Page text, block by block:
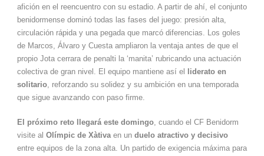
afición en el reencuentro con su estadio. A partir de ahí, el conjunto
benidormense dominó todas las fases del juego: presión alta,
circulación rápida y una pegada que marcó diferencias. Los goles
de Marcos, Álvaro y Cuesta ampliaron la ventaja antes de que el
propio Jota cerrara de penalti la ‘manita’ rubricando una actuación
colectiva de gran nivel. El equipo mantiene así el
liderato en
solitario, reforzando su solidez y su ambición en una temporada
que sigue avanzando con paso firme.
El próximo reto llegará este domingo, cuando el CF Benidorm
visite al Olímpic de Xàtivaen un duelo atractivo y decisivo
entre equipos de la zona alta. Un partido de exigencia máxima para